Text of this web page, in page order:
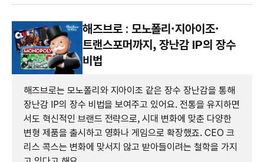
해즈브로 : 모노폴리·지아이조·
트랜스포머까지, 장난감 IP의 장수
비법
해즈브로는 모노폴리와 지아이조 같은 장수 장난감을 통해
장난감 IP의 장수 비법을 보여주고 있어요. 전통을 유지하면
서도 혁신적인 브랜드 전략으로, 시대 변화에 맞춘 다양한
변형 제품을 출시하고 영화나 게임으로 확장했죠. CEO 크
리스 콕스는 변화에 맞서지 않고 받아들이려는 철학을 가지